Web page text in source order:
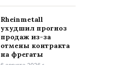
Rheinmetall
ухудшил прогноз
продаж из-за
отмены контракта
на фрегаты